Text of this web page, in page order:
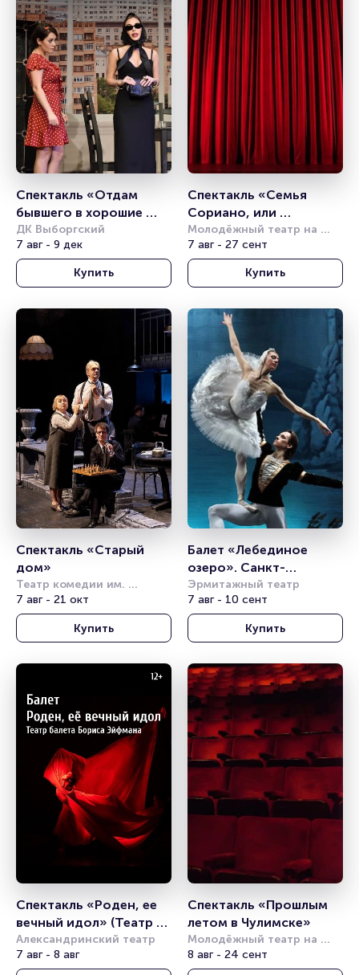
Спектакль «Отдам
бывшего в хорошие
руки»
ДК Выборгский
7 авг - 9 дек
Купить
Спектакль «Семья
Сориано, или
Итальянская комедия»
Молодёжный театр на
Фонтанке
7 авг - 27 сент
Купить
Спектакль «Старый
дом»
Театр комедии им.
Акимова
7 авг - 21 окт
Купить
Балет «Лебединое
озеро». Санкт-
Петербургский театр
балета им. П.И.
Чайковского
Эрмитажный театр
7 авг - 10 сент
Купить
Спектакль «Роден, ее
вечный идол» (Театр
балета Б. Эйфмана)
Александринский театр
7 авг - 8 авг
Спектакль «Прошлым
летом в Чулимске»
Молодёжный театр на
Фонтанке
8 авг - 24 сент